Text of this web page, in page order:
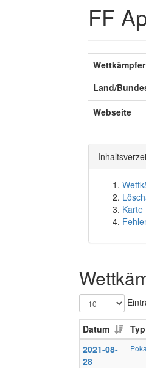
FF
Wettkämpfer
Land/
Webseite
Karte
Datum Typ
2021-08-
28